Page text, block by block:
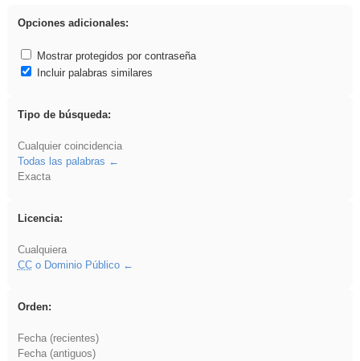
Opciones adicionales:
Mostrar protegidos por contraseña
Incluir palabras similares
Tipo de búsqueda:
Cualquier coincidencia
Todas las palabras
Exacta
Licencia:
Cualquiera
CCo Dominio Público
Orden:
Fecha (recientes)
Fecha (antiguos)